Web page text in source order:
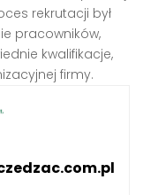
rekrutacji był
pracowników,
kwalifikacje,
firmy.